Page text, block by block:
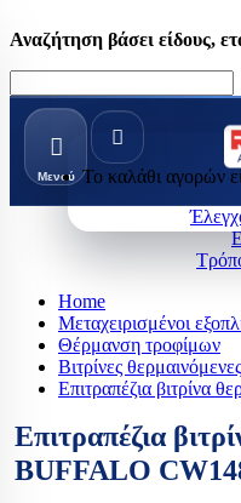
Αναζήτηση βάσει είδους,
Μενού Το καλάθι αγορών
Home
Μεταχειρισμένοι
Θέρμανση τροφίμων
Βιτρίνες θερμαινόμενες
Επιτραπέζια βιτρίνα
Επιτραπέζια
BUFFALO